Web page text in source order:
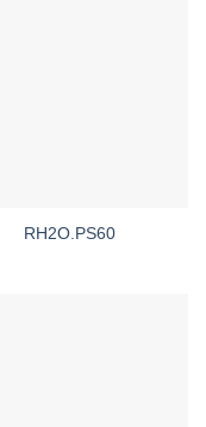
RH2O.PS60